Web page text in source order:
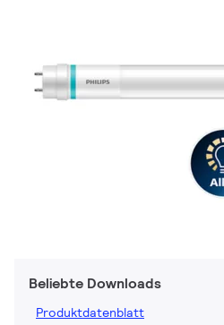
Beliebte Downloads
Produktdatenblatt